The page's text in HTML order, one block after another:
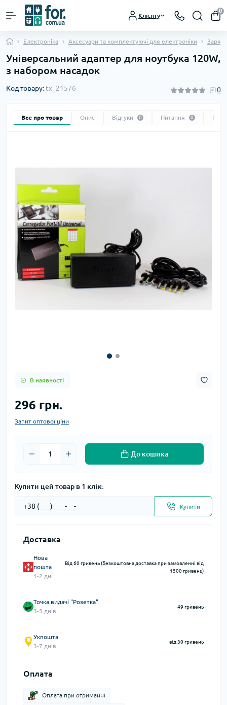
Клієнту
0
Електроніка Аксесуари та комплектуючі для електроніки
Універсальний адаптер для ноутбука 120W,
з набором насадок
Код товару: tx_21576 0
Все про товар Опис Відгуки 0 Питання 0
В наявності
296 грн.
Запит оптової ціни
До кошика
Купити цей товар в 1 клік:
Купити
Доставка
Нова
пошта
1-2 дні
Від 60 гривень (Безкоштовна доставка при замовленні від
1500 гривень)
Точка видачі "Розетка"
3-5 днів
49 гривень
Укпошта
3-7 днів
від 30 гривень
Оплата
Оплата при отриманні